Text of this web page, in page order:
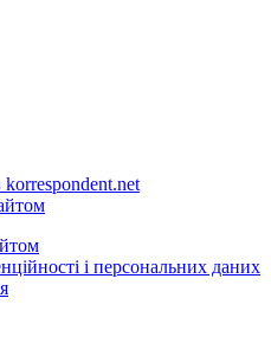
korrespondent.net
і персональних даних